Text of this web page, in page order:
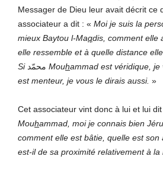
Messager de Dieu leur avait décrit ce
associateur a dit : « Moi je suis la
mieux Baytou l-Maqdis, comment elle
elle ressemble et à quelle distance
Si
Mouhammad est véridique, je
est menteur, je vous le dirais aussi. »
Cet associateur vint donc à lui et lui dit
Mouhammad, moi je connais bien
comment elle est bâtie, quelle est son
est-il de sa proximité relativement à la